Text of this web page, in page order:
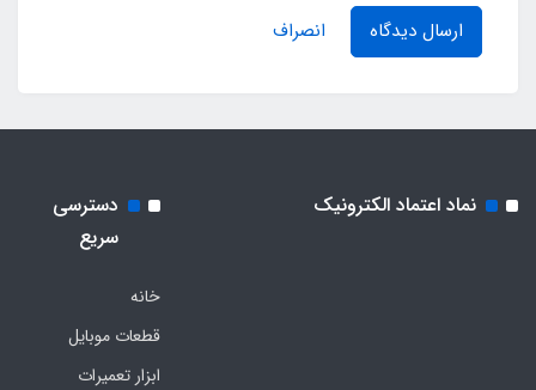
ارسال دیدگاه انصراف
نماد اعتماد الکترونیک
دسترسی
سریع
خانه
قطعات موبایل
ابزار تعمیرات